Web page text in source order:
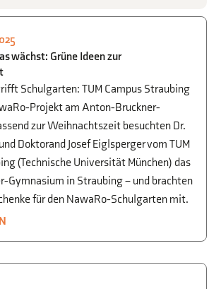
wächst: Grüne Ideen zur
Schulgarten: TUM Campus Straubing
Projekt am Anton-Bruckner-
zur Weihnachtszeit besuchten Dr.
Doktorand Josef Eiglsperger vom TUM
(Technische Universität München) das
Gymnasium in Straubing – und brachten
für den NawaRo-Schulgarten mit.